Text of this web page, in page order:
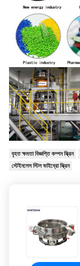
বৃহত ক্ষমতা বিজ্ঞপ্তি কম্পন স্ক্রিন
স্টেইনলেস স্টিল ভাইব্রো স্ক্রিন